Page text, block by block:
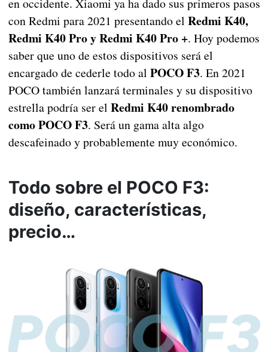
en occidente. Xiaomi ya ha dado sus primeros pasos
con Redmi para 2021 presentando el Redmi K40,
Redmi K40 Pro y Redmi K40 Pro +. Hoy podemos
saber que uno de estos dispositivos será el
encargado de cederle todo al POCO F3. En 2021
POCO también lanzará terminales y su dispositivo
estrella podría ser el Redmi K40 renombrado
como POCO F3. Será un gama alta algo
descafeinado y probablemente muy económico.
Todo sobre el POCO F3:
diseño, características,
precio…